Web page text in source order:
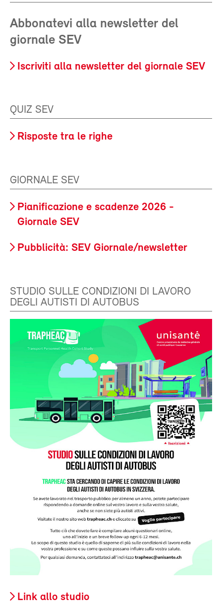
Abbonatevi alla newsletter del
giornale SEV
Iscriviti alla newsletter del giornale SEV
QUIZ SEV
Risposte tra le righe
GIORNALE SEV
Pianificazione e scadenze 2026 -
Giornale SEV
Pubblicità: SEV Giornale/newsletter
STUDIO SULLE CONDIZIONI DI LAVORO
DEGLI AUTISTI DI AUTOBUS
Link allo studio